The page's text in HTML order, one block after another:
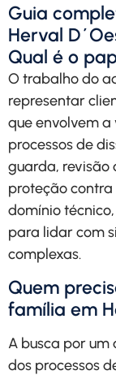
Guia
Herval
Qual é o
O trabalho do
representar
que envolvem a
processos de
guarda,
proteção
domínio
para lidar com
complexas.
Quem
família em
A busca por
dos processos